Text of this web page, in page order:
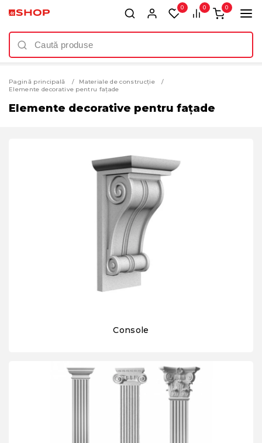
0 0 0
Pagină principală
Materiale de construcție
Elemente decorative pentru fațade
Elemente decorative pentru fațade
Console